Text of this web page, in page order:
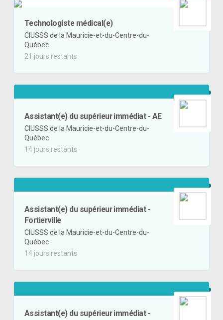
Technologiste médical(e)
CIUSSS de la Mauricie-et-du-Centre-du-
Québec
21 jours restants
Assistant(e) du supérieur immédiat - AE
CIUSSS de la Mauricie-et-du-Centre-du-
Québec
14 jours restants
Assistant(e) du supérieur immédiat -
Fortierville
CIUSSS de la Mauricie-et-du-Centre-du-
Québec
14 jours restants
Assistant(e) du supérieur immédiat -